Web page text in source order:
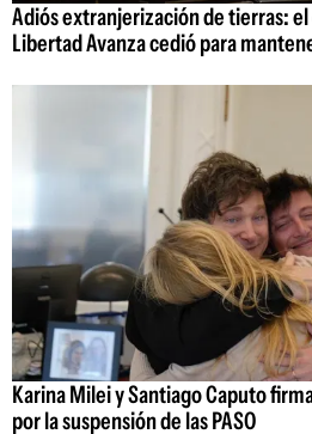
Adiós extranjerización de tierras: el
Libertad Avanza cedió para
Karina Milei y Santiago Caputo
por la suspensión de las PASO